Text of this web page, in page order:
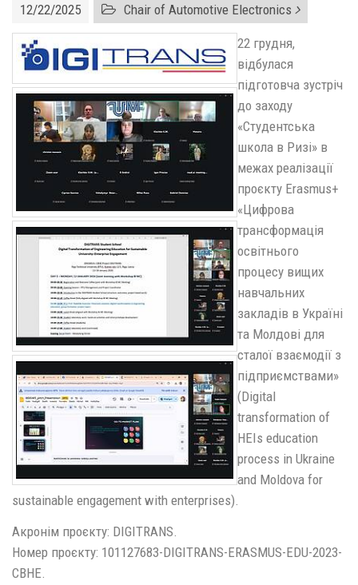
12/22/2025 Chair of Automotive Electronics
22 грудня,
відбулася
підготовча зустріч
до заходу
«Студентська
школа в Ризі» в
межах реалізації
проєкту Erasmus+
«Цифрова
трансформація
освітнього
процесу вищих
навчальних
закладів в Україні
та Молдові для
сталої взаємодії з
підприємствами»
(Digital
transformation of
HEIs education
process in Ukraine
and Moldova for
sustainable engagement with enterprises).
Акронім проєкту: DIGITRANS.
Номер проєкту: 101127683-DIGITRANS-ERASMUS-EDU-2023-
CBHE.